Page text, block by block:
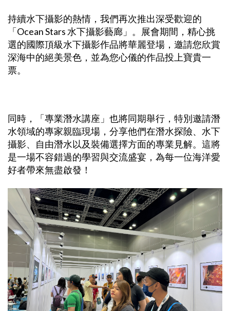
持續水下攝影的熱情，我們再次推出深受歡迎的
「Ocean Stars 水下攝影藝廊」。展會期間，精心挑
選的國際頂級水下攝影作品將華麗登場，邀請您欣賞
深海中的絕美景色，並為您心儀的作品投上寶貴一
票。
同時，「專業潛水講座」也將同期舉行，特別邀請潛
水領域的專家親臨現場，分享他們在潛水探險、水下
攝影、自由潛水以及裝備選擇方面的專業見解。這將
是一場不容錯過的學習與交流盛宴，為每一位海洋愛
好者帶來無盡啟發！